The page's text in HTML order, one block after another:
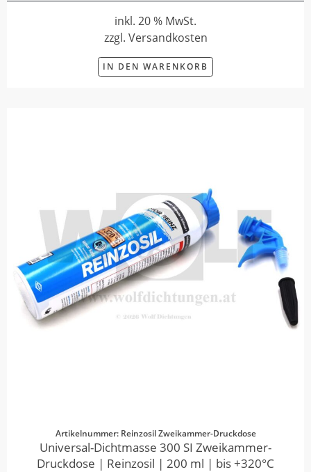
inkl. 20 % MwSt.
zzgl. Versandkosten
IN DEN WARENKORB
Artikelnummer: Reinzosil Zweikammer-Druckdose
Universal-Dichtmasse 300 SI Zweikammer-
Druckdose | Reinzosil | 200 ml | bis +320°C